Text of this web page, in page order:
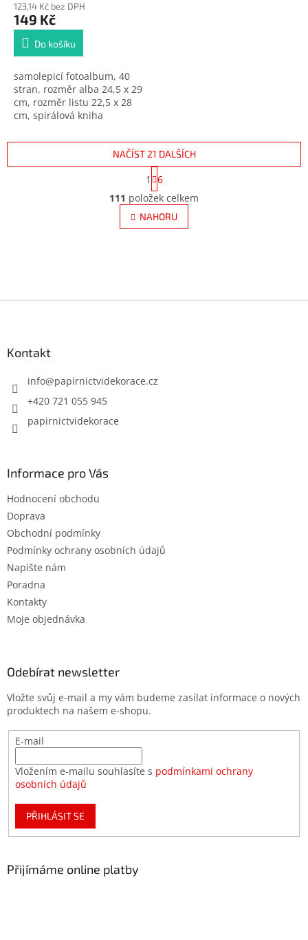
123,14 Kč bez DPH
149 Kč
Do košíku
samolepicí fotoalbum, 40
stran, rozměr alba 24,5 x 29
cm, rozměr listu 22,5 x 28
cm, spirálová kniha
O
v
l
á
p
NAČÍST 21 DALŠÍCH
t
r
á
n
k
1
6
111 položek celkem
NAHORU
Kontakt
info@papirnictvidekorace.cz
+420 721 055 945
papirnictvidekorace
Informace pro Vás
Hodnocení obchodu
Doprava
Obchodní podmínky
Podmínky ochrany osobních údajů
Napište nám
Poradna
Kontakty
Moje objednávka
Odebírat newsletter
Vložte svůj e-mail a my vám budeme zasílat informace o nových
produktech na našem e-shopu.
E-mail
Vložením e-mailu souhlasíte s podmínkami ochrany
osobních údajů
PŘIHLÁSIT SE
Přijímáme online platby